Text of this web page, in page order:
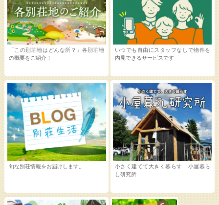
いつでも自由にスタッフなしで物件を
内見できるサービスです
旬な別荘情報をお届けします。
小さく建てて大きく暮らす 小屋暮ら
し研究所
「この別荘地はどんな所？」各別荘地
の概要をご紹介！